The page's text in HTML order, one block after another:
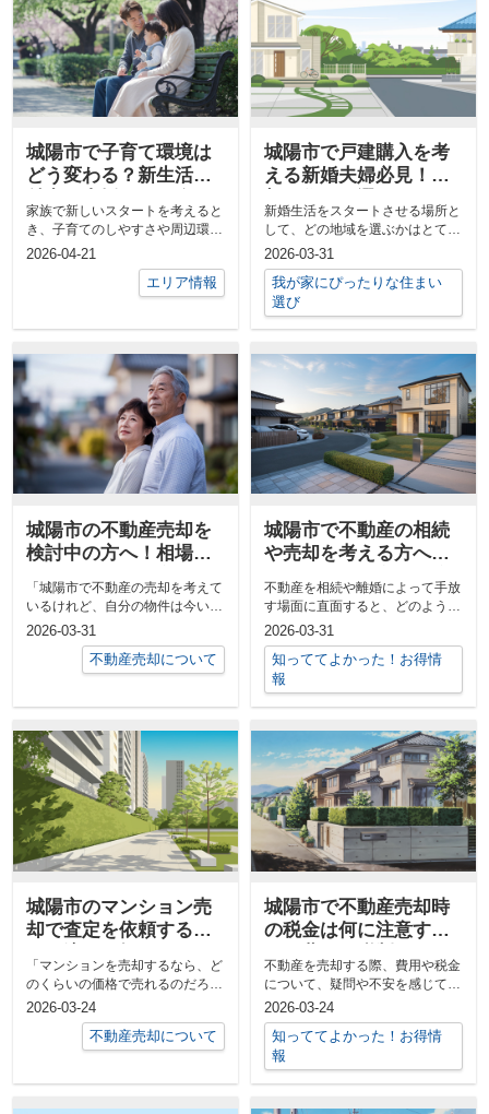
城陽市で子育て環境は
どう変わる？新生活の
家族で新しいスタートを考えると
き、子育てのしやすさや周辺環境
はとても気になるポイントです。
2026-04-21
エリア情報
城陽市で戸建購入を考
える新婚夫婦必見！理
を紹介
新婚生活をスタートさせる場所と
して、どの地域を選ぶかはとても
大切な決断です。城陽市での戸建
購入は、...
2026-03-31
我が家にぴったりな住まい
選び
城陽市の不動産売却を
検討中の方へ！相場の
介
「城陽市で不動産の売却を考えて
いるけれど、自分の物件は今いく
らくらいで売れるのだろう」「近
隣と比べ...
2026-03-31
不動産売却について
城陽市で不動産の相続
や売却を考える方へ！
れをわかりやすく解説
不動産を相続や離婚によって手放
す場面に直面すると、どのような
手続きや準備が必要なのか分から
ず、不安...
2026-03-31
知っててよかった！お得情
報
城陽市のマンション売
却で査定を依頼するな
イントをご紹介
「マンションを売却するなら、ど
のくらいの価格で売れるのだろ
う」と気になる方も多いのではな
いでしょう...
2026-03-24
不動産売却について
城陽市で不動産売却時
の税金は何に注意すべ
ントも解説
不動産を売却する際、費用や税金
について、疑問や不安を感じてい
ませんか？特に城陽市でご自宅や
土地の売...
2026-03-24
知っててよかった！お得情
報